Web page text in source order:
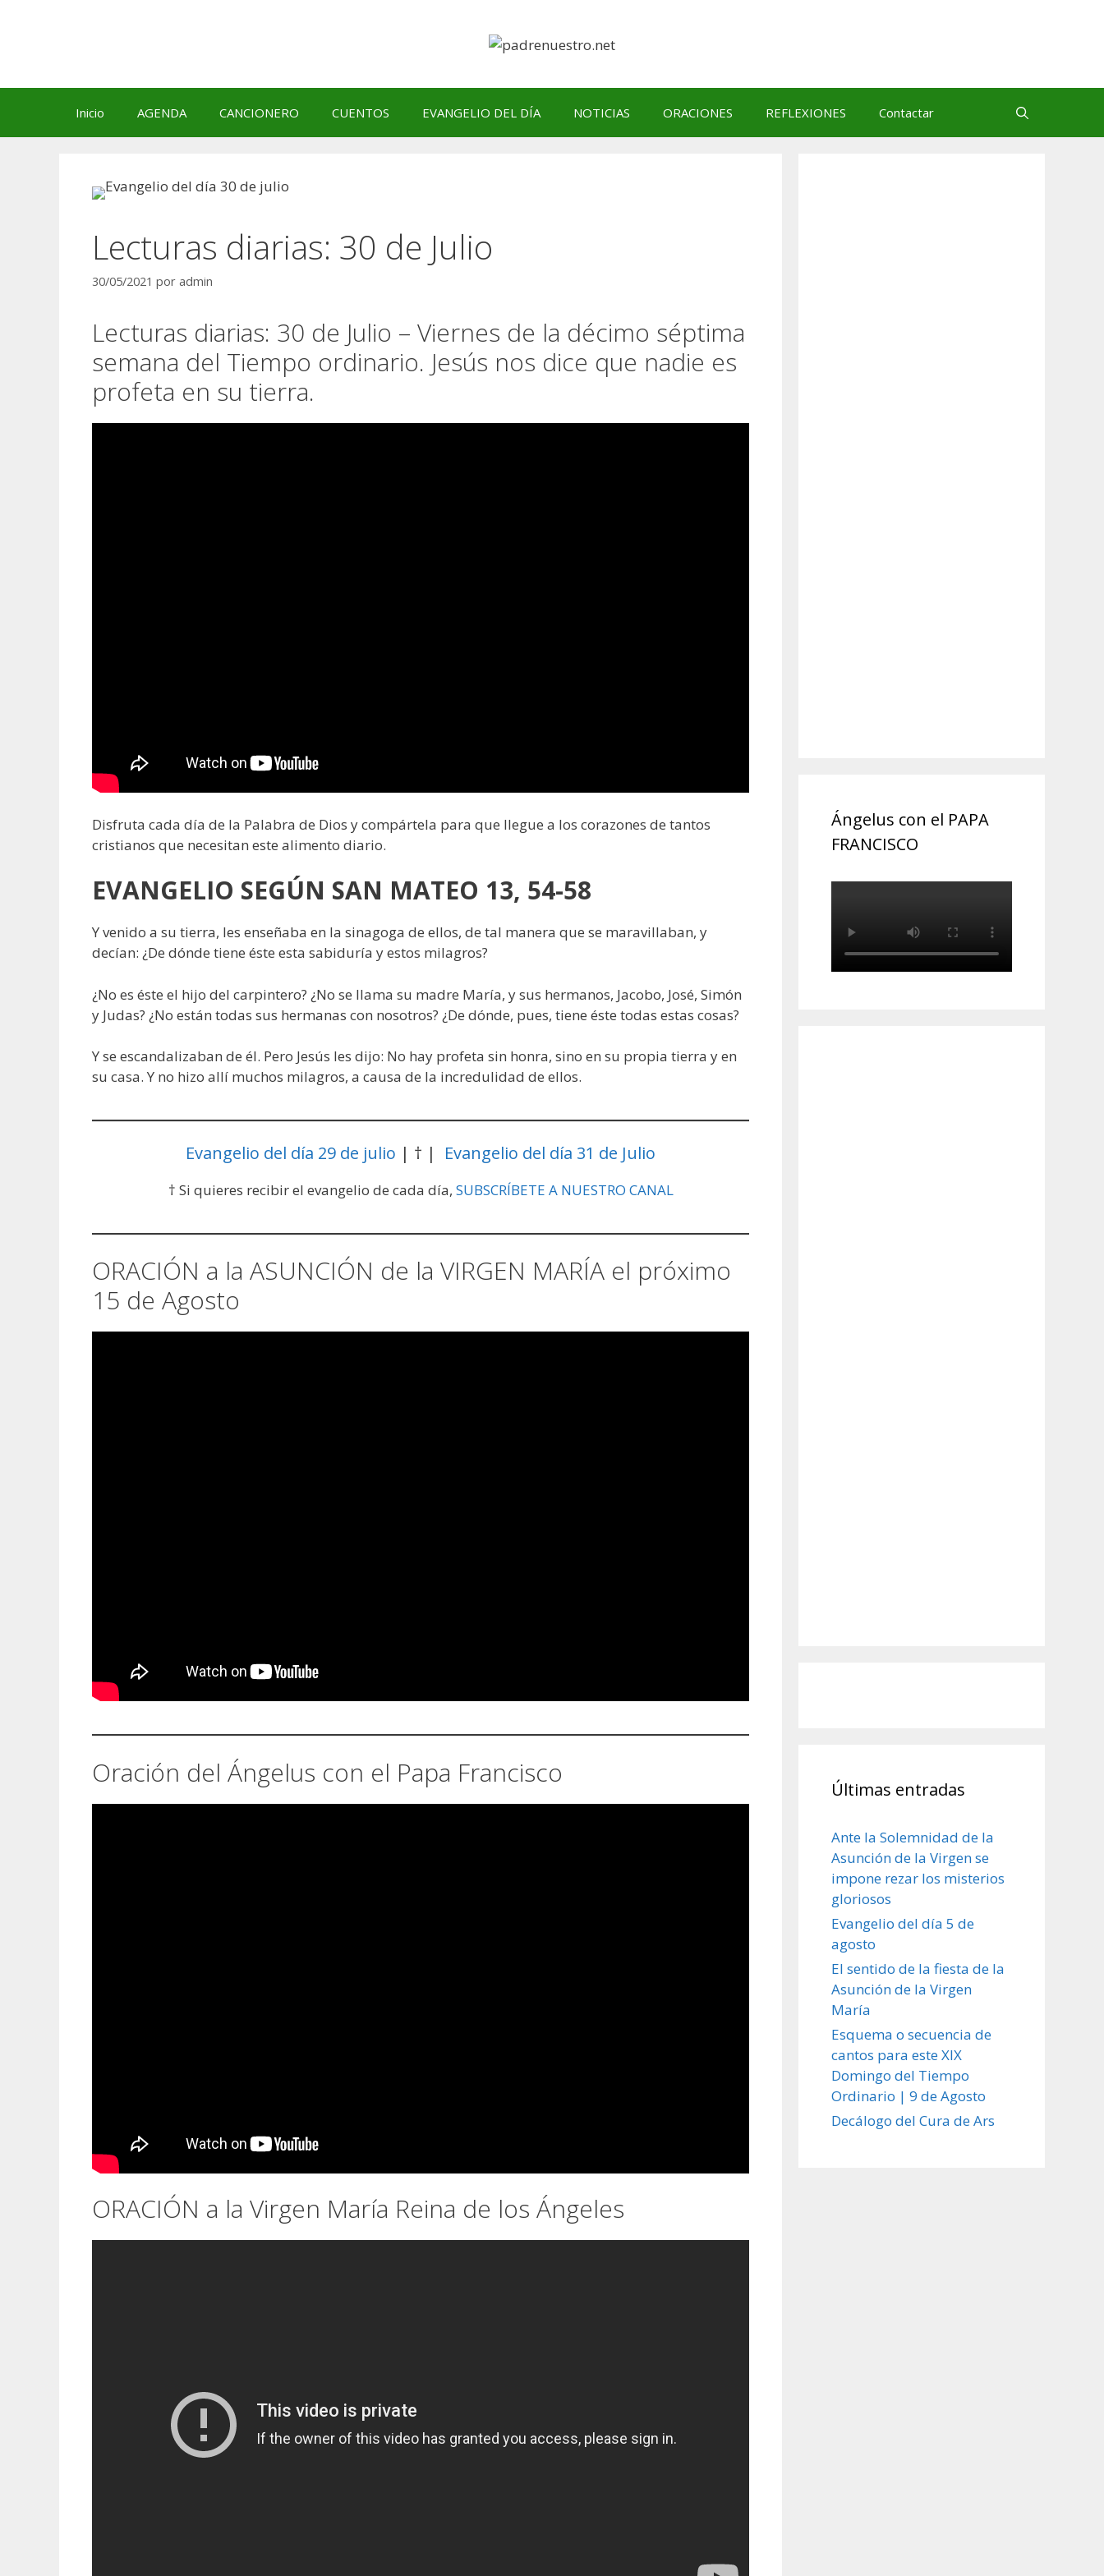
Inicio AGENDA CANCIONERO CUENTOS EVANGELIO DEL DÍA NOTICIAS ORACIONES REFLEXIONES Contactar
Lecturas diarias: 30 de Julio
30/05/2021 por admin
Lecturas diarias: 30 de Julio – Viernes de la décimo séptima
semana del Tiempo ordinario. Jesús nos dice que nadie es
profeta en su tierra.
Disfruta cada día de la Palabra de Dios y compártela para que llegue a los corazones de tantos
cristianos que necesitan este alimento diario.
EVANGELIO SEGÚN SAN MATEO 13, 54-58
Y venido a su tierra, les enseñaba en la sinagoga de ellos, de tal manera que se maravillaban, y
decían: ¿De dónde tiene éste esta sabiduría y estos milagros?
¿No es éste el hijo del carpintero? ¿No se llama su madre María, y sus hermanos, Jacobo, José, Simón
y Judas? ¿No están todas sus hermanas con nosotros? ¿De dónde, pues, tiene éste todas estas cosas?
Y se escandalizaban de él. Pero Jesús les dijo: No hay profeta sin honra, sino en su propia tierra y en
su casa. Y no hizo allí muchos milagros, a causa de la incredulidad de ellos.
Evangelio del día 29 de julio | † | Evangelio del día 31 de Julio
† Si quieres recibir el evangelio de cada día, SUBSCRÍBETE A NUESTRO CANAL
ORACIÓN a la ASUNCIÓN de la VIRGEN MARÍA el próximo
15 de Agosto
Oración del Ángelus con el Papa Francisco
ORACIÓN a la Virgen María Reina de los Ángeles
Ángelus con el PAPA
FRANCISCO
Últimas entradas
Ante la Solemnidad de la
Asunción de la Virgen se
impone rezar los misterios
gloriosos
Evangelio del día 5 de
agosto
El sentido de la fiesta de la
Asunción de la Virgen
María
Esquema o secuencia de
cantos para este XIX
Domingo del Tiempo
Ordinario | 9 de Agosto
Decálogo del Cura de Ars